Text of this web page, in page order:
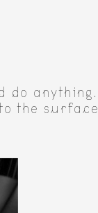
do anything.
the surface